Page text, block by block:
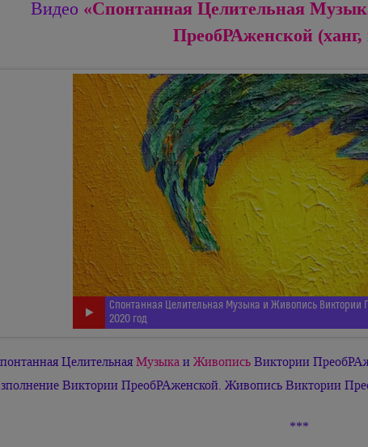
Видео «Спонтанная Целительная
ПреобРАженской (ханг,
Спонтанная Целительная Музыка и Живопись Виктории
2020 год
ЦелительнаяМузыкаиЖивописьВиктории
Виктории ПреобРАженской. Живопись Виктории
***